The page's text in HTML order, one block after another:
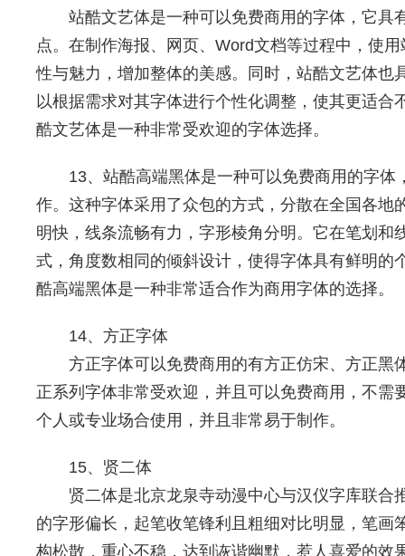
站酷文艺体是一种可以免费商用的字体，它具
点。在制作海报、网页、Word文档等过程中，使
性与魅力，增加整体的美感。同时，站酷文艺体也
以根据需求对其字体进行个性化调整，使其更适合
酷文艺体是一种非常受欢迎的字体选择。
13、站酷高端黑体是一种可以免费商用的字体
作。这种字体采用了众包的方式，分散在全国各地
明快，线条流畅有力，字形棱角分明。它在笔划和
式，角度数相同的倾斜设计，使得字体具有鲜明的
酷高端黑体是一种非常适合作为商用字体的选择。
14、方正字体
方正字体可以免费商用的有方正仿宋、方正黑
正系列字体非常受欢迎，并且可以免费商用，不需
个人或专业场合使用，并且非常易于制作。
15、贤二体
贤二体是北京龙泉寺动漫中心与汉仪字库联合
的字形偏长，起笔收笔锋利且粗细对比明显，笔画
构松散，重心不稳，达到诙谐幽默，惹人喜爱的效